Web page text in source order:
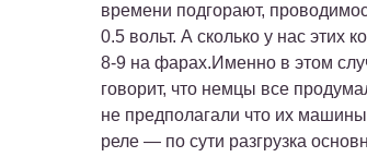
времени подгорают,
0.5 вольт. А сколько у нас этих
8-9 на фарах.Именно в этом
говорит, что немцы все
не предполагали что их машины
реле — по сути разгрузка